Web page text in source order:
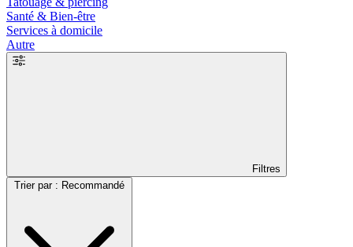
Santé & Bien-être
Services à domicile
Autre
Filtres